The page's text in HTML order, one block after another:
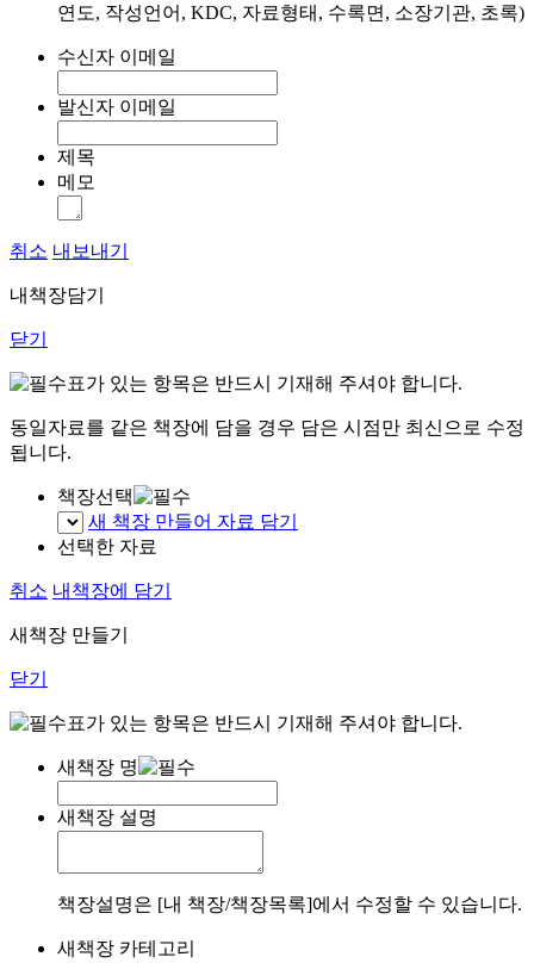
연도, 작성언어, KDC, 자료형태, 수록면, 소장기관, 초록)
수신자 이메일
발신자 이메일
제목
메모
취소 내보내기
내책장담기
닫기
표가 있는 항목은 반드시 기재해 주셔야 합니다.
동일자료를 같은 책장에 담을 경우 담은 시점만 최신으로 수정
됩니다.
책장선택
새 책장 만들어 자료 담기
선택한 자료
취소 내책장에 담기
새책장 만들기
닫기
표가 있는 항목은 반드시 기재해 주셔야 합니다.
새책장 명
새책장 설명
책장설명은 [내 책장/책장목록]에서 수정할 수 있습니다.
새책장 카테고리